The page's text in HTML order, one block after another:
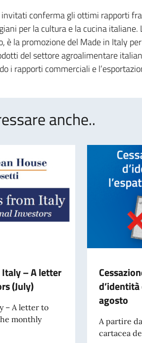
invitati conferma gli ottimi rapporti
per la cultura e la cucina italiane.
è la promozione del Made in Italy
del settore agroalimentare
i rapporti commerciali e
anche..
– A letter
(July)
– A letter to
monthly
agosto
A partire
cartacea